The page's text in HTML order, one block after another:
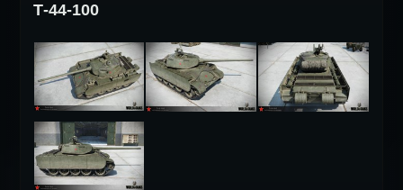
Т-44-100